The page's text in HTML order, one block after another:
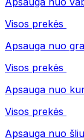
Visos prekės
Apsauga nuo
Visos prekės
Apsauga nuo
Visos prekės
Apsauga nuo